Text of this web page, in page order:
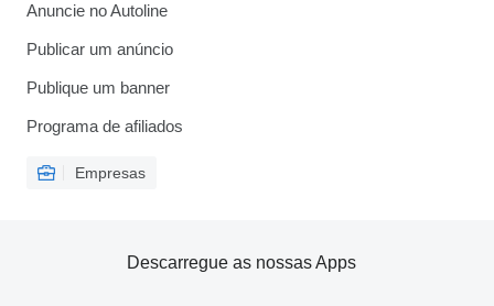
Anuncie no Autoline
Publicar um anúncio
Publique um banner
Programa de afiliados
Empresas
Descarregue as nossas Apps